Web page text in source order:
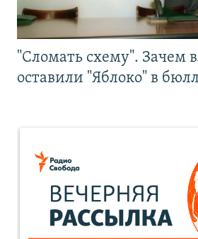
"Сломать схему". Зачем
оставили "Яблоко" в